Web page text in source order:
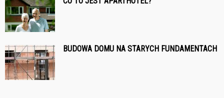
BUDOWA DOMU NA STARYCH FUNDAMENTACH